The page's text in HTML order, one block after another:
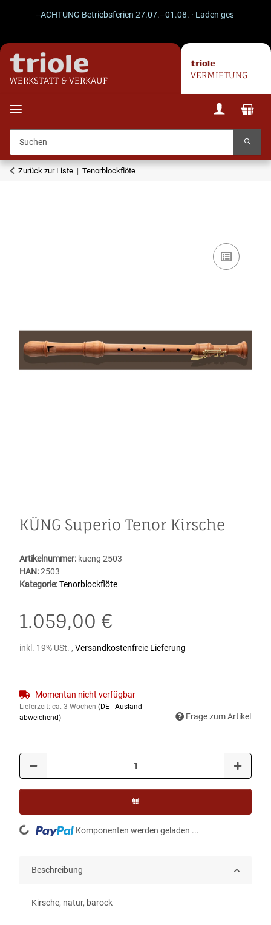
--ACHTUNG Betriebsferien 27.07.–01.08. · Laden geschlossen ·
WERKSTATT & VERKAUF
VERMIETUNG
Zurück zur Liste Tenorblockflöte
KÜNG Superio Tenor Kirsche
Artikelnummer: kueng 2503
HAN:2503
Kategorie:Tenorblockflöte
1.059,00 €
inkl. 19% USt. , Versandkostenfreie Lieferung
Momentan nicht verfügbar
Lieferzeit: ca. 3 Wochen (DE - Ausland
abweichend)
Frage zum Artikel
Loading... Komponenten werden geladen ...
Beschreibung
Kirsche, natur, barock